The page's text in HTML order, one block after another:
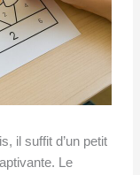
il suffit d’un petit
Le